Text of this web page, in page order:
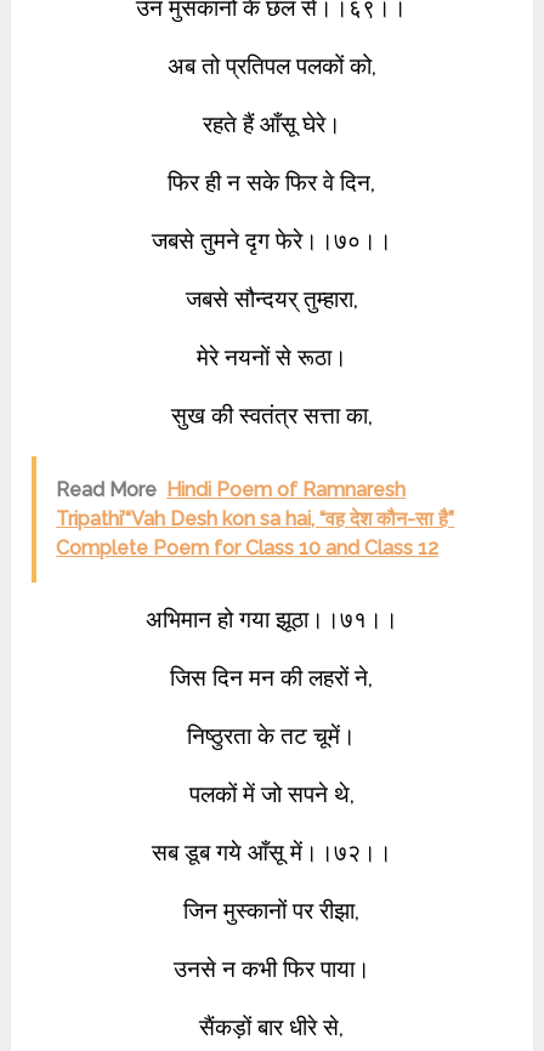
उन मुसकानों के छल से।।६९।।
अब तो प्रतिपल पलकों को,
रहते हैं आँसू घेरे।
फिर ही न सके फिर वे दिन,
जबसे तुमने दृग फेरे।।७०।।
जबसे सौन्दयर् तुम्हारा,
मेरे नयनों से रूठा।
सुख की स्वतंत्र सत्ता का,
Read More Hindi Poem of Ramnaresh
Tripathi’“Vah Desh kon sa hai, “वह देश कौन-सा है”
Complete Poem for Class 10 and Class 12
अभिमान हो गया झूठा।।७१।।
जिस दिन मन की लहरों ने,
निष्ठुरता के तट चूमें।
पलकों में जो सपने थे,
सब डूब गये आँसू में।।७२।।
जिन मुस्कानों पर रीझा,
उनसे न कभी फिर पाया।
सैंकड़ों बार धीरे से,